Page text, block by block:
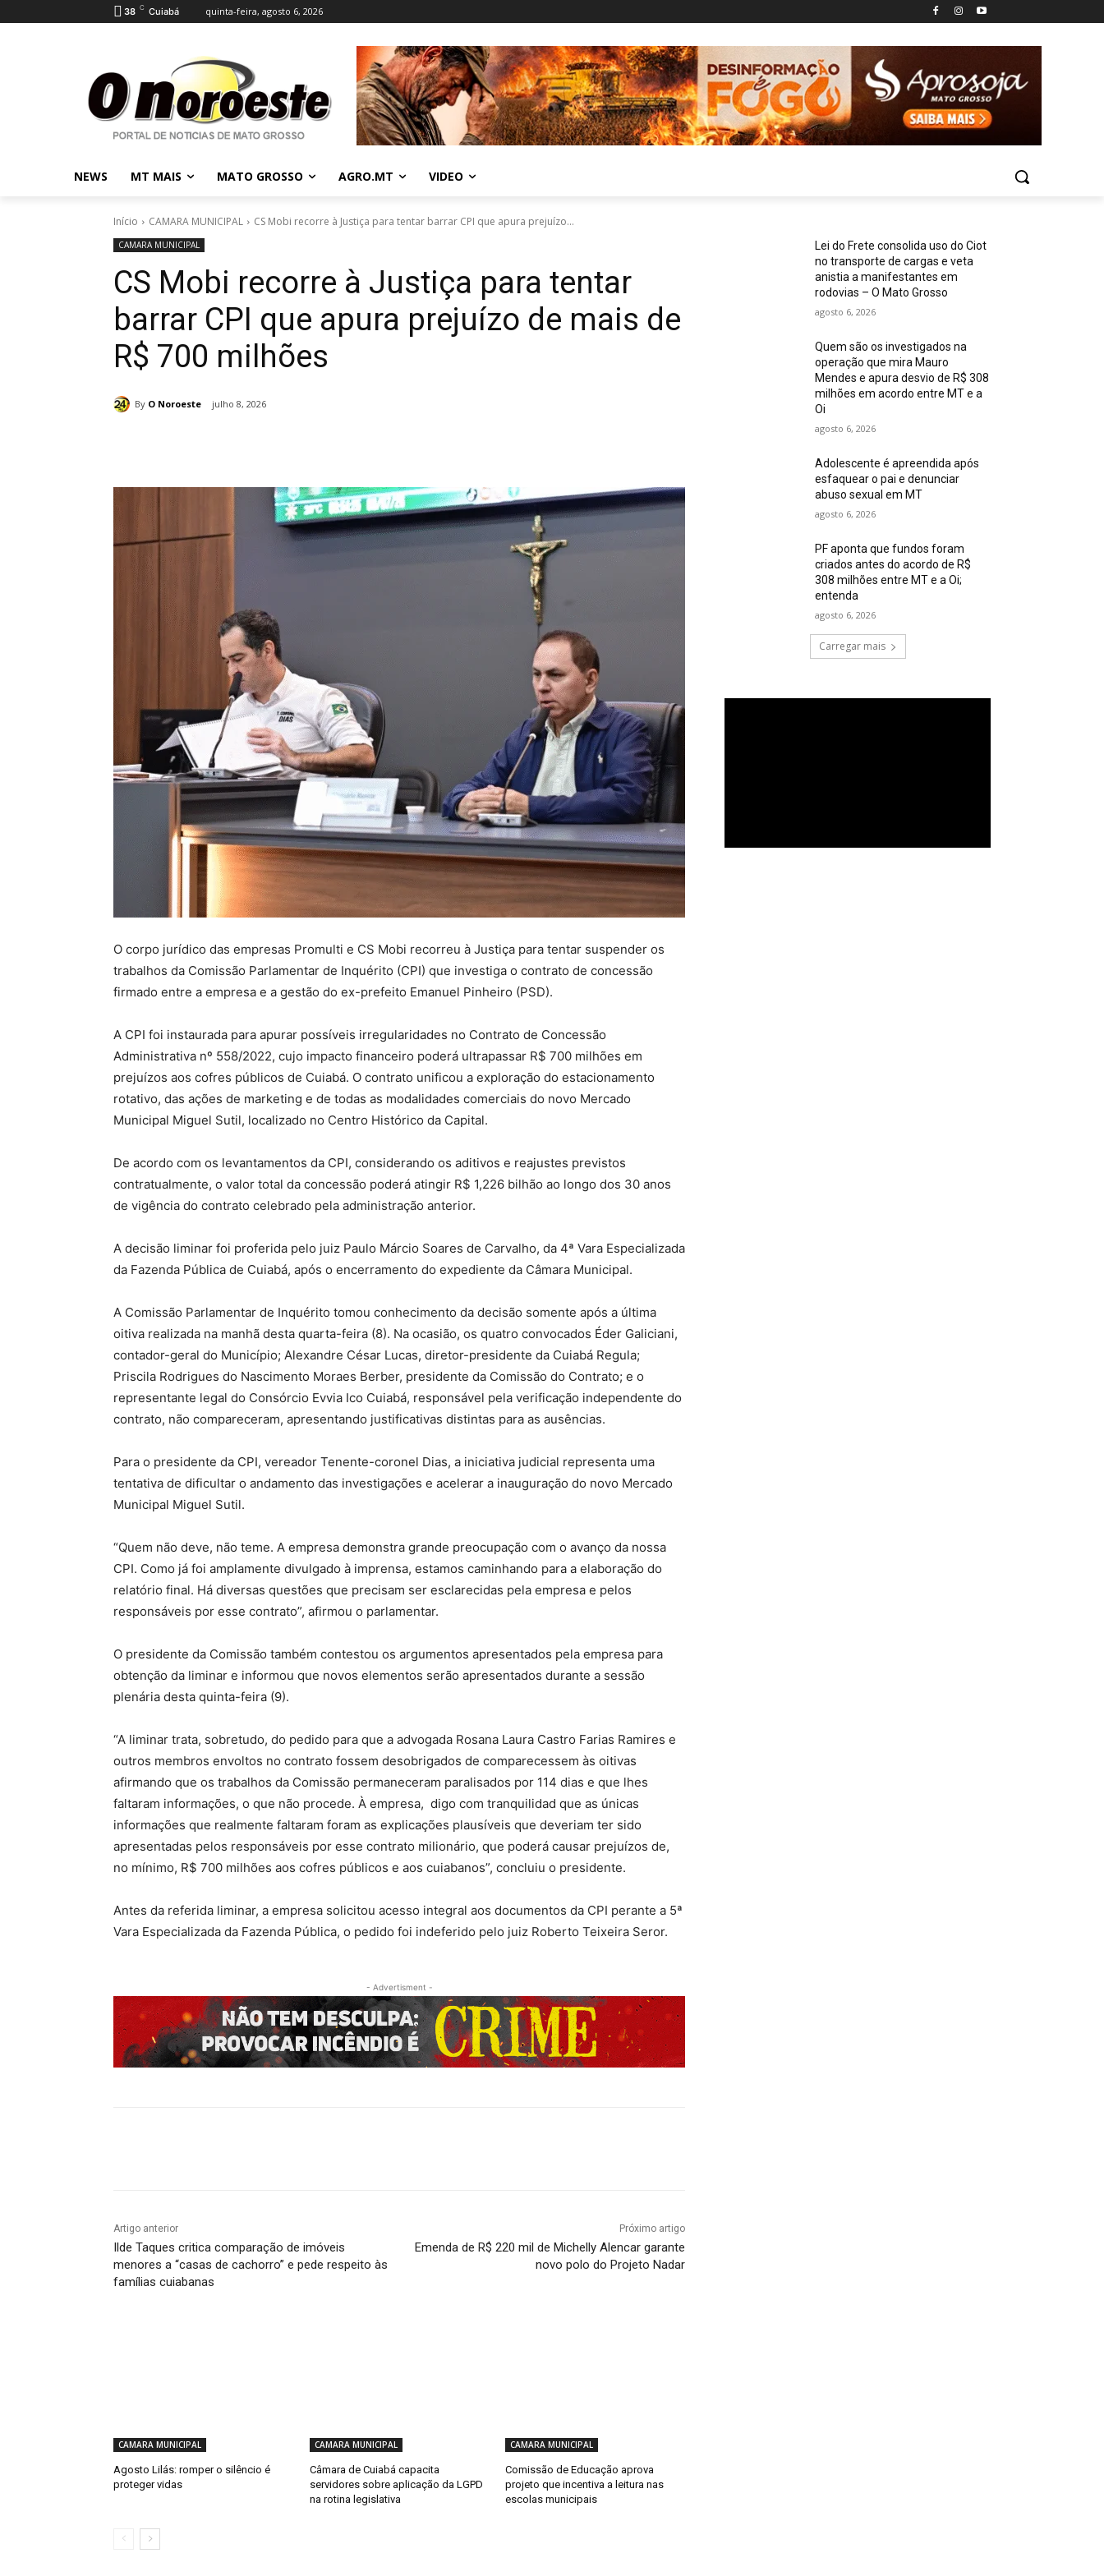
38 C Cuiabá quinta-feira, agosto 6, 2026
NEWS MT MAIS MATO GROSSO AGRO.MT VIDEO
Início CAMARA MUNICIPAL CS Mobi recorre à Justiça para tentar barrar CPI que apura prejuízo...
CAMARA MUNICIPAL
CS Mobi recorre à Justiça para tentar
barrar CPI que apura prejuízo de mais de
R$ 700 milhões
By O Noroeste julho 8, 2026
O corpo jurídico das empresas Promulti e CS Mobi recorreu à Justiça para tentar suspender os
trabalhos da Comissão Parlamentar de Inquérito (CPI) que investiga o contrato de concessão
firmado entre a empresa e a gestão do ex-prefeito Emanuel Pinheiro (PSD).
A CPI foi instaurada para apurar possíveis irregularidades no Contrato de Concessão
Administrativa nº 558/2022, cujo impacto financeiro poderá ultrapassar R$ 700 milhões em
prejuízos aos cofres públicos de Cuiabá. O contrato unificou a exploração do estacionamento
rotativo, das ações de marketing e de todas as modalidades comerciais do novo Mercado
Municipal Miguel Sutil, localizado no Centro Histórico da Capital.
De acordo com os levantamentos da CPI, considerando os aditivos e reajustes previstos
contratualmente, o valor total da concessão poderá atingir R$ 1,226 bilhão ao longo dos 30 anos
de vigência do contrato celebrado pela administração anterior.
A decisão liminar foi proferida pelo juiz Paulo Márcio Soares de Carvalho, da 4ª Vara Especializada
da Fazenda Pública de Cuiabá, após o encerramento do expediente da Câmara Municipal.
A Comissão Parlamentar de Inquérito tomou conhecimento da decisão somente após a última
oitiva realizada na manhã desta quarta-feira (8). Na ocasião, os quatro convocados Éder Galiciani,
contador-geral do Município; Alexandre César Lucas, diretor-presidente da Cuiabá Regula;
Priscila Rodrigues do Nascimento Moraes Berber, presidente da Comissão do Contrato; e o
representante legal do Consórcio Evvia Ico Cuiabá, responsável pela verificação independente do
contrato, não compareceram, apresentando justificativas distintas para as ausências.
Para o presidente da CPI, vereador Tenente-coronel Dias, a iniciativa judicial representa uma
tentativa de dificultar o andamento das investigações e acelerar a inauguração do novo Mercado
Municipal Miguel Sutil.
“Quem não deve, não teme. A empresa demonstra grande preocupação com o avanço da nossa
CPI. Como já foi amplamente divulgado à imprensa, estamos caminhando para a elaboração do
relatório final. Há diversas questões que precisam ser esclarecidas pela empresa e pelos
responsáveis por esse contrato”, afirmou o parlamentar.
O presidente da Comissão também contestou os argumentos apresentados pela empresa para
obtenção da liminar e informou que novos elementos serão apresentados durante a sessão
plenária desta quinta-feira (9).
“A liminar trata, sobretudo, do pedido para que a advogada Rosana Laura Castro Farias Ramires e
outros membros envoltos no contrato fossem desobrigados de comparecessem às oitivas
afirmando que os trabalhos da Comissão permaneceram paralisados por 114 dias e que lhes
faltaram informações, o que não procede. À empresa, digo com tranquilidad que as únicas
informações que realmente faltaram foram as explicações plausíveis que deveriam ter sido
apresentadas pelos responsáveis por esse contrato milionário, que poderá causar prejuízos de,
no mínimo, R$ 700 milhões aos cofres públicos e aos cuiabanos”, concluiu o presidente.
Antes da referida liminar, a empresa solicitou acesso integral aos documentos da CPI perante a 5ª
Vara Especializada da Fazenda Pública, o pedido foi indeferido pelo juiz Roberto Teixeira Seror.
- Advertisment -
Artigo anterior
Ilde Taques critica comparação de imóveis
menores a “casas de cachorro” e pede respeito às
famílias cuiabanas
Próximo artigo
Emenda de R$ 220 mil de Michelly Alencar garante
novo polo do Projeto Nadar
CAMARA MUNICIPAL
Agosto Lilás: romper o silêncio é
proteger vidas
CAMARA MUNICIPAL
Câmara de Cuiabá capacita
servidores sobre aplicação da LGPD
na rotina legislativa
CAMARA MUNICIPAL
Comissão de Educação aprova
projeto que incentiva a leitura nas
escolas municipais
Lei do Frete consolida uso do Ciot
no transporte de cargas e veta
anistia a manifestantes em
rodovias – O Mato Grosso
agosto 6, 2026
Quem são os investigados na
operação que mira Mauro
Mendes e apura desvio de R$ 308
milhões em acordo entre MT e a
Oi
agosto 6, 2026
Adolescente é apreendida após
esfaquear o pai e denunciar
abuso sexual em MT
agosto 6, 2026
PF aponta que fundos foram
criados antes do acordo de R$
308 milhões entre MT e a Oi;
entenda
agosto 6, 2026
Carregar mais